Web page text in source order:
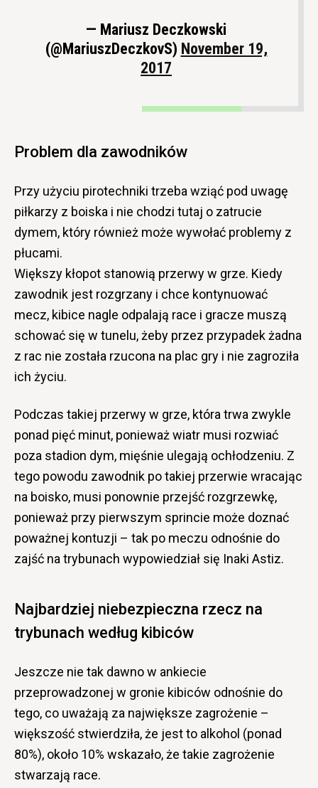
— Mariusz Deczkowski
(@MariuszDeczkovS) November 19,
2017
Problem dla zawodników
Przy użyciu pirotechniki trzeba wziąć pod uwagę
piłkarzy z boiska i nie chodzi tutaj o zatrucie
dymem, który również może wywołać problemy z
płucami.
Większy kłopot stanowią przerwy w grze. Kiedy
zawodnik jest rozgrzany i chce kontynuować
mecz, kibice nagle odpalają race i gracze muszą
schować się w tunelu, żeby przez przypadek żadna
z rac nie została rzucona na plac gry i nie zagroziła
ich życiu.
Podczas takiej przerwy w grze, która trwa zwykle
ponad pięć minut, ponieważ wiatr musi rozwiać
poza stadion dym, mięśnie ulegają ochłodzeniu. Z
tego powodu zawodnik po takiej przerwie wracając
na boisko, musi ponownie przejść rozgrzewkę,
ponieważ przy pierwszym sprincie może doznać
poważnej kontuzji – tak po meczu odnośnie do
zajść na trybunach wypowiedział się Inaki Astiz.
Najbardziej niebezpieczna rzecz na
trybunach według kibiców
Jeszcze nie tak dawno w ankiecie
przeprowadzonej w gronie kibiców odnośnie do
tego, co uważają za największe zagrożenie –
większość stwierdziła, że jest to alkohol (ponad
80%), około 10% wskazało, że takie zagrożenie
stwarzają race.